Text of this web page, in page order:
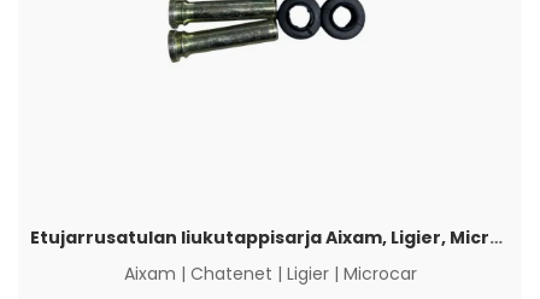
Etujarrusatulan liukutappisarja Aixam, Ligier, Microcar & Chatenet
Aixam | Chatenet | Ligier| Microcar